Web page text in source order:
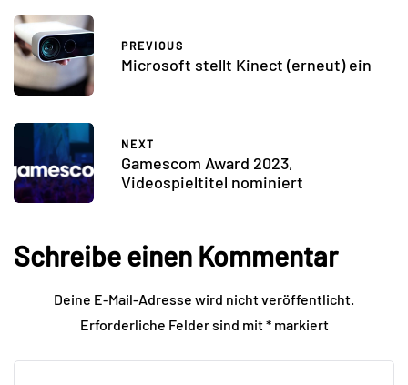
PREVIOUS
Microsoft stellt Kinect (erneut) ein
NEXT
Gamescom Award 2023,
Videospieltitel nominiert
Schreibe einen Kommentar
Deine E-Mail-Adresse wird nicht veröffentlicht.
Erforderliche Felder sind mit*markiert